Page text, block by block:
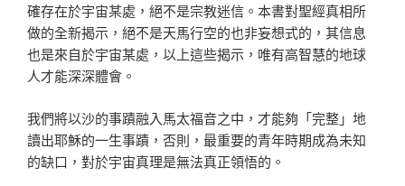
確存在於宇宙某處，絕不是宗教迷信。本書對聖經真相所
做的全新揭示，絕不是天馬行空的也非妄想式的，其信息
也是來自於宇宙某處，以上這些揭示，唯有高智慧的地球
人才能深深體會。
我們將以沙的事蹟融入馬太福音之中，才能夠「完整」地
讀出耶穌的一生事蹟，否則，最重要的青年時期成為未知
的缺口，對於宇宙真理是無法真正領悟的。